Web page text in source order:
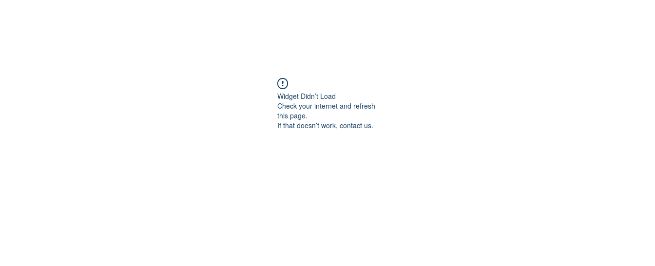
Widget Didn’t Load
Check your internet and refresh
this page.
If that doesn’t work, contact us.